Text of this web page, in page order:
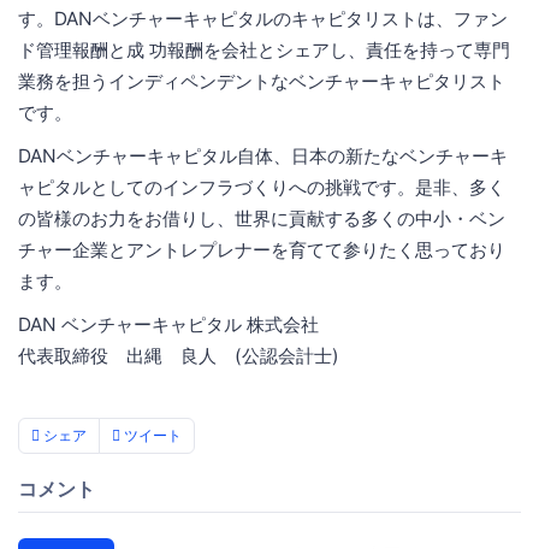
す。DANベンチャーキャピタルのキャピタリストは、ファン
ド管理報酬と成 功報酬を会社とシェアし、責任を持って専門
業務を担うインディペンデントなベンチャーキャピタリスト
です。
DANベンチャーキャピタル自体、日本の新たなベンチャーキ
ャピタルとしてのインフラづくりへの挑戦です。是非、多く
の皆様のお力をお借りし、世界に貢献する多くの中小・ベン
チャー企業とアントレプレナーを育てて参りたく思っており
ます。
DAN ベンチャーキャピタル 株式会社
代表取締役 出縄 良人 (公認会計士)
シェア ツイート
コメント